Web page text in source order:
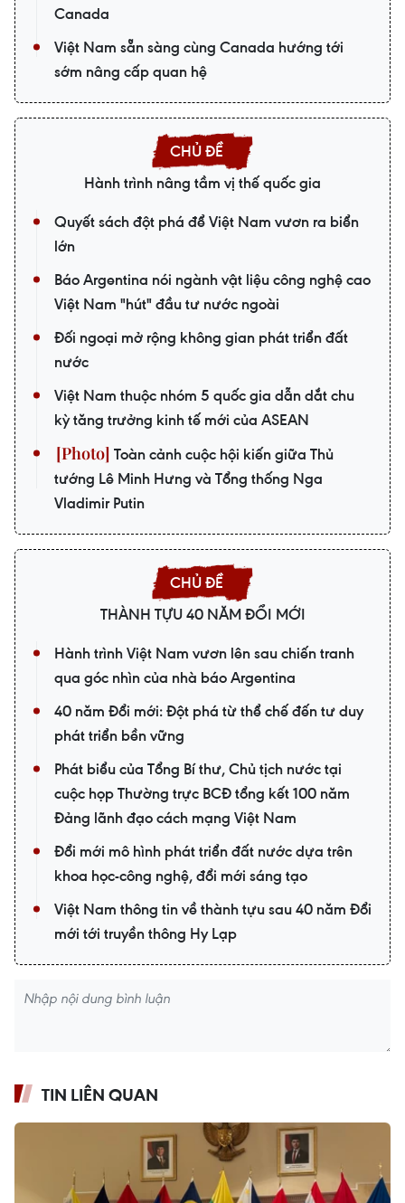
Canada
Việt Nam sẵn sàng cùng Canada hướng tới
sớm nâng cấp quan hệ
Hành trình nâng tầm vị thế quốc gia
Quyết sách đột phá để Việt Nam vươn ra biển
lớn
Báo Argentina nói ngành vật liệu công nghệ cao
Việt Nam "hút" đầu tư nước ngoài
Đối ngoại mở rộng không gian phát triển đất
nước
Việt Nam thuộc nhóm 5 quốc gia dẫn dắt chu
kỳ tăng trưởng kinh tế mới của ASEAN
Toàn cảnh cuộc hội kiến giữa Thủ
tướng Lê Minh Hưng và Tổng thống Nga
Vladimir Putin
THÀNH TỰU 40 NĂM ĐỔI MỚI
Hành trình Việt Nam vươn lên sau chiến tranh
qua góc nhìn của nhà báo Argentina
40 năm Đổi mới: Đột phá từ thể chế đến tư duy
phát triển bền vững
Phát biểu của Tổng Bí thư, Chủ tịch nước tại
cuộc họp Thường trực BCĐ tổng kết 100 năm
Đảng lãnh đạo cách mạng Việt Nam
Đổi mới mô hình phát triển đất nước dựa trên
khoa học-công nghệ, đổi mới sáng tạo
Việt Nam thông tin về thành tựu sau 40 năm Đổi
mới tới truyền thông Hy Lạp
TIN LIÊN QUAN